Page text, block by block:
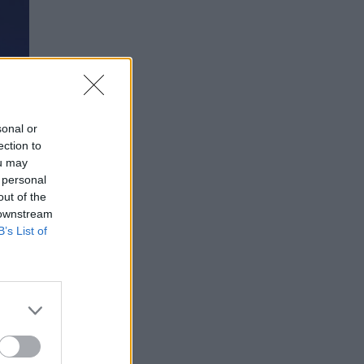
or
to
may
of the
List of